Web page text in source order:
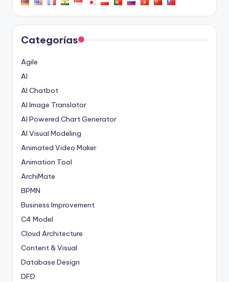
Categorías
Agile
AI
AI Chatbot
AI Image Translator
AI Powered Chart Generator
AI Visual Modeling
Animated Video Maker
Animation Tool
ArchiMate
BPMN
Business Improvement
C4 Model
Cloud Architecture
Content & Visual
Database Design
DFD